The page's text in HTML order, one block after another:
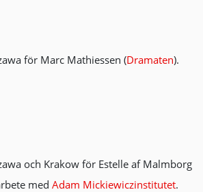
för Marc Mathiessen (Dramaten).
och Krakow för Estelle af Malmborg
med Adam Mickiewiczinstitutet.